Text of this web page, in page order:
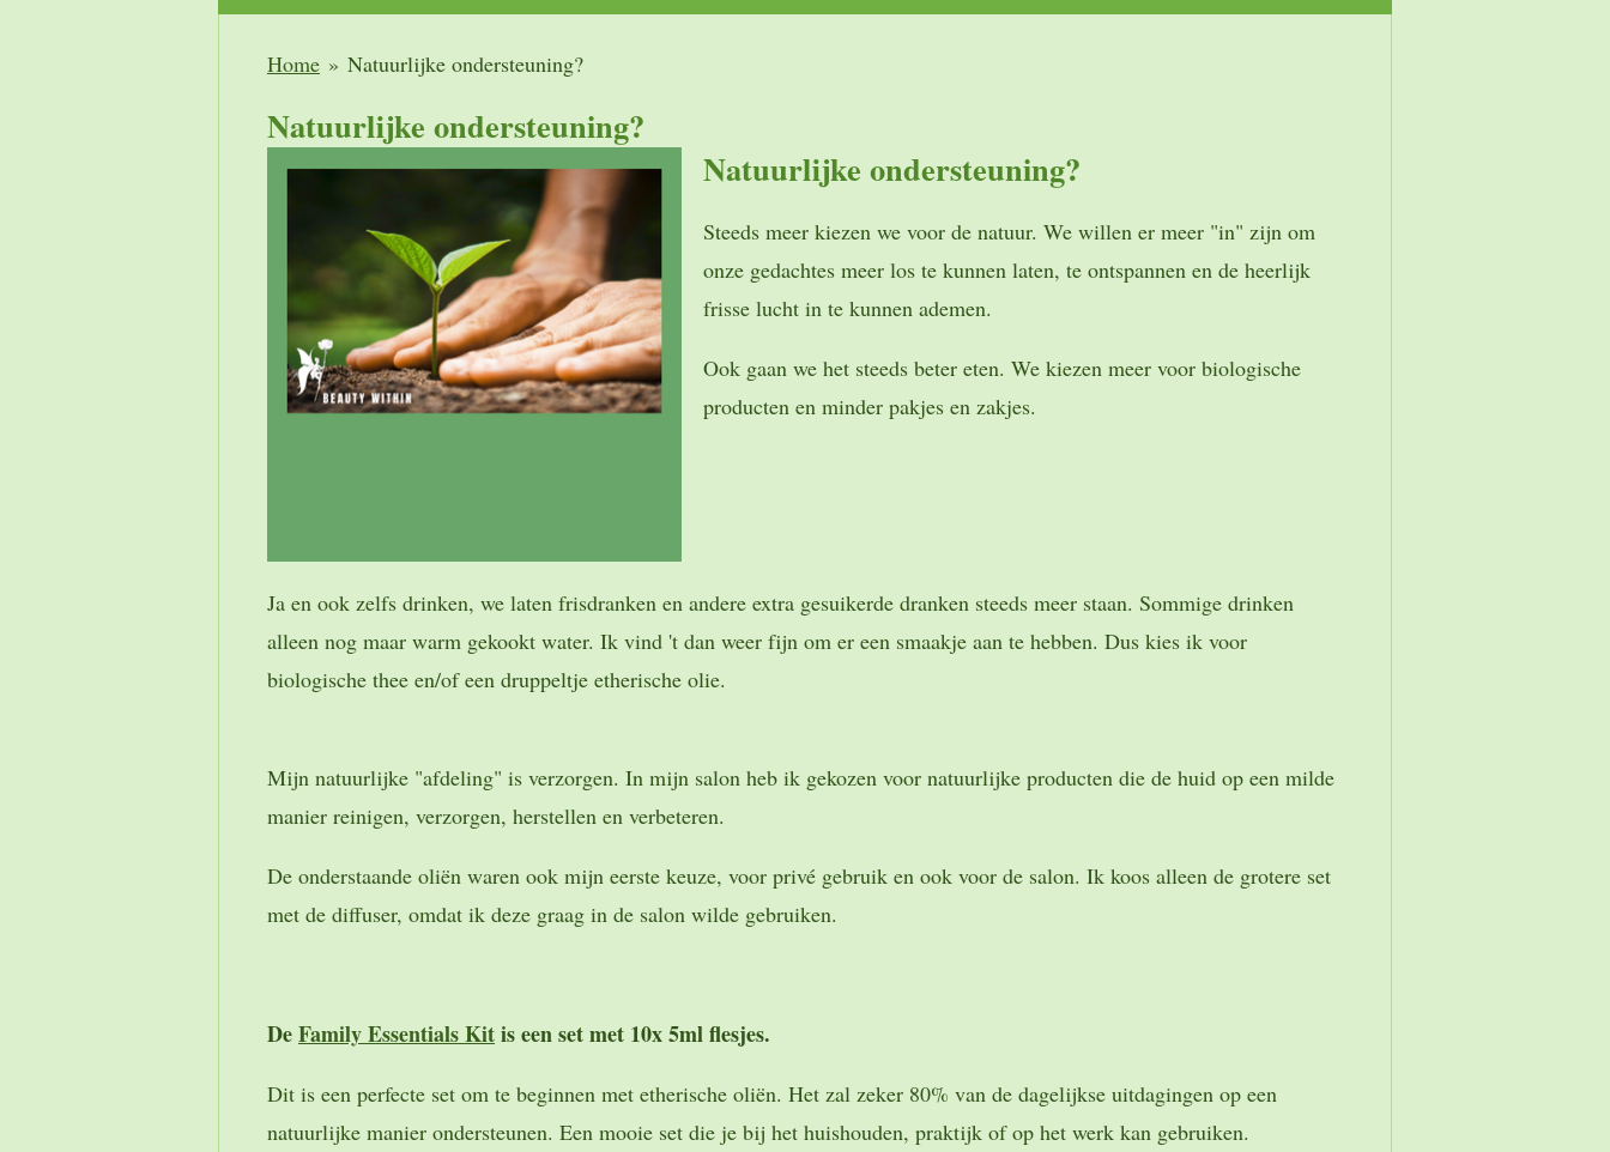
Home » Natuurlijke ondersteuning?
Natuurlijke ondersteuning?
Natuurlijke ondersteuning?
Steeds meer kiezen we voor de natuur. We willen er meer "in" zijn om
onze gedachtes meer los te kunnen laten, te ontspannen en de heerlijk
frisse lucht in te kunnen ademen.
Ook gaan we het steeds beter eten. We kiezen meer voor biologische
producten en minder pakjes en zakjes.
Ja en ook zelfs drinken, we laten frisdranken en andere extra gesuikerde dranken steeds meer staan. Sommige drinken
alleen nog maar warm gekookt water. Ik vind 't dan weer fijn om er een smaakje aan te hebben. Dus kies ik voor
biologische thee en/of een druppeltje etherische olie.
Mijn natuurlijke "afdeling" is verzorgen. In mijn salon heb ik gekozen voor natuurlijke producten die de huid op een milde
manier reinigen, verzorgen, herstellen en verbeteren.
De onderstaande oliën waren ook mijn eerste keuze, voor privé gebruik en ook voor de salon. Ik koos alleen de grotere set
met de diffuser, omdat ik deze graag in de salon wilde gebruiken.
DeFamily Essentials Kitis een set met 10x 5ml flesjes.
Dit is een perfecte set om te beginnen met etherische oliën. Het zal zeker 80% van de dagelijkse uitdagingen op een
natuurlijke manier ondersteunen. Een mooie set die je bij het huishouden, praktijk of op het werk kan gebruiken.